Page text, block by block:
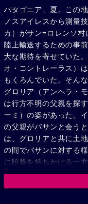
パタゴニア、夏。この
ノスアイレスから測量
カ）がサン=ロレンソ
陸上輸送するための事
大な期待を寄せていた
オ・コントレーラス）
もくろんでいた。そん
グロリア（アンヘラ・
は行方不明の父親を探
ーミ）の姿があった。
の父親がバサンと会う
は、グロリアと共に土
の間でバサンに対する
に賄賂を持ちかける一
のメイド、ファニータ
る。そしてロサの父親